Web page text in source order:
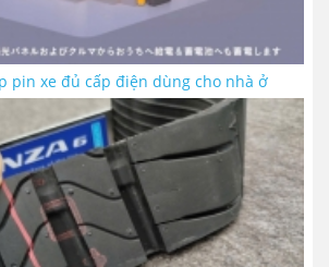
pin xe đủ cấp điện dùng cho nhà ở